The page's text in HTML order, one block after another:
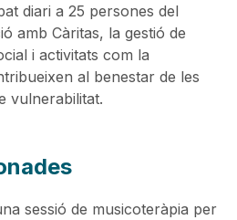
diari a 25 persones del
amb Càritas, la gestió de
i activitats com la
al benestar de les
vulnerabilitat.
sessió de musicoteràpia per